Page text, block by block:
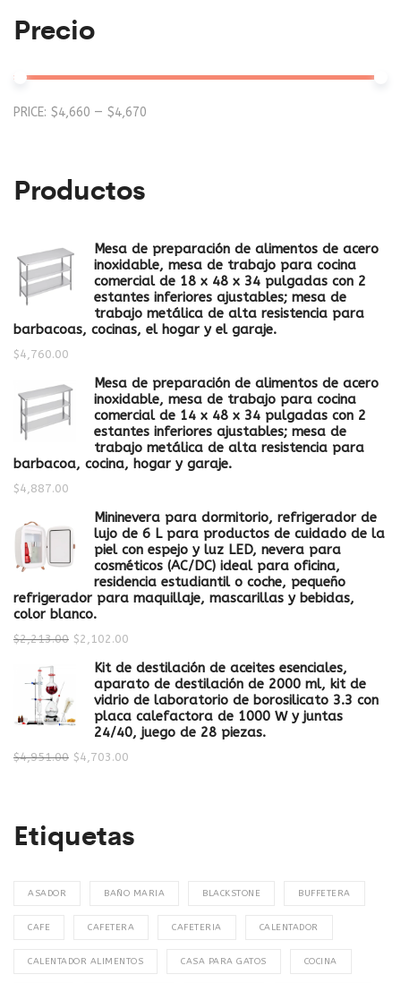
Precio
PRICE: $4,660 — $4,670
Productos
Mesa de preparación de alimentos de acero
inoxidable, mesa de trabajo para cocina
comercial de 18 x 48 x 34 pulgadas con 2
estantes inferiores ajustables; mesa de
trabajo metálica de alta resistencia para
barbacoas, cocinas, el hogar y el garaje.
$4,760.00
Mesa de preparación de alimentos de acero
inoxidable, mesa de trabajo para cocina
comercial de 14 x 48 x 34 pulgadas con 2
estantes inferiores ajustables; mesa de
trabajo metálica de alta resistencia para
barbacoa, cocina, hogar y garaje.
$4,887.00
Mininevera para dormitorio, refrigerador de
lujo de 6 L para productos de cuidado de la
piel con espejo y luz LED, nevera para
cosméticos (AC/DC) ideal para oficina,
residencia estudiantil o coche, pequeño
refrigerador para maquillaje, mascarillas y bebidas,
color blanco.
$2,213.00 $2,102.00
Kit de destilación de aceites esenciales,
aparato de destilación de 2000 ml, kit de
vidrio de laboratorio de borosilicato 3.3 con
placa calefactora de 1000 W y juntas
24/40, juego de 28 piezas.
$4,951.00 $4,703.00
Etiquetas
ASADOR BAÑO MARIA BLACKSTONE BUFFETERA
CAFE CAFETERA CAFETERIA CALENTADOR
CALENTADOR ALIMENTOS CASA PARA GATOS COCINA